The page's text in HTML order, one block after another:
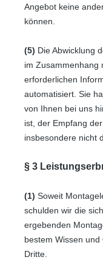
Angebot keine
können.
(5) Die Abwicklung
im Zusammenhang
erforderlichen
automatisiert. Sie
von Ihnen bei uns
ist, der Empfang
insbesondere nicht
§ 3
(1) Soweit
schulden wir die
ergebenden
bestem Wissen
Dritte.